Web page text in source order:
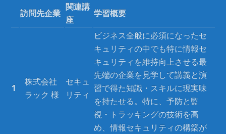
訪問先企業
関連講
座
学習概要
1
株式会社
ラック 様
セキュ
リティ
ビジネス全般に必須になったセ
キュリティの中でも特に情報セ
キュリティを維持向上させる最
先端の企業を見学して講義と演
習で得た知識・スキルに現実味
を持たせる。特に、予防と監
視・トラッキングの技術を高
め、情報セキュリティの構築が